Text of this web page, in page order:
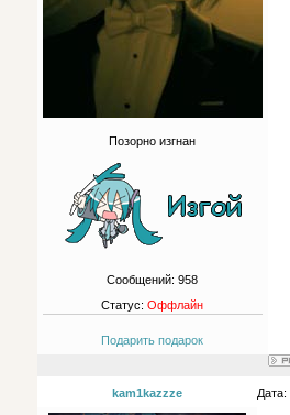
Позорно изгнан
Сообщений:958
Статус:Оффлайн
Подарить подарок
kam1kazzze